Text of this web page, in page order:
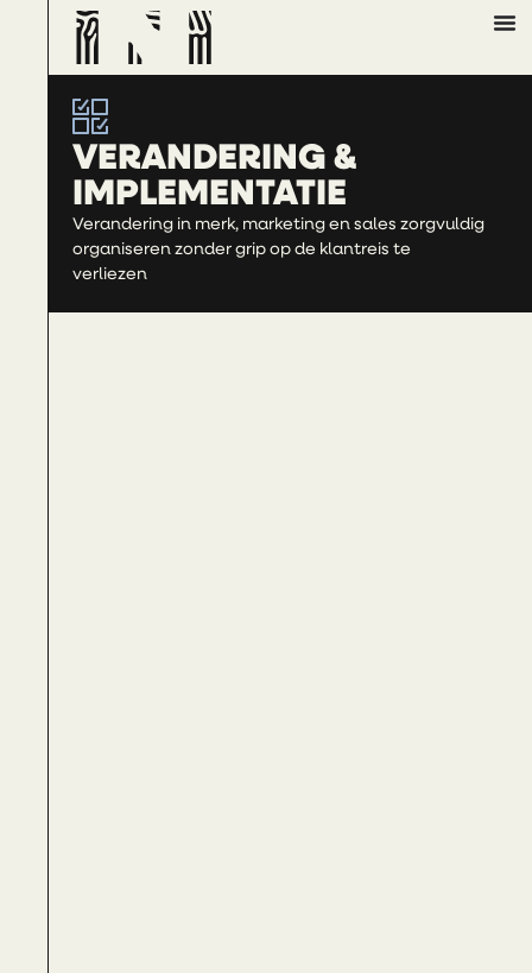
VERANDERING &
IMPLEMENTATIE
Verandering in merk, marketing en sales zorgvuldig
organiseren zonder grip op de klantreis te
verliezen